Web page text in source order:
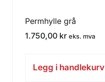
Permhylle grå
1.750,00 kr eks. mva
Legg i handlekurv